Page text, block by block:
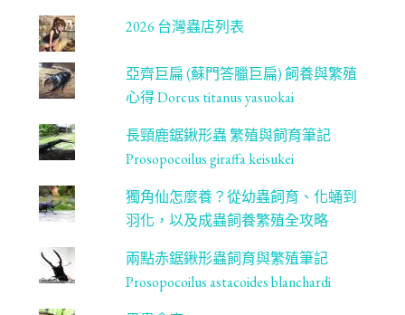
2026 台灣蟲店列表
亞齊巨扁 (蘇門答臘巨扁) 飼養與繁殖
心得 Dorcus titanus yasuokai
長頸鹿鋸鍬形蟲 繁殖與飼育筆記
Prosopocoilus giraffa keisukei
獨角仙怎麼養？從幼蟲飼育、化蛹到
羽化，以及成蟲飼養繁殖全攻略
兩點赤鋸鍬形蟲飼育與繁殖筆記
Prosopocoilus astacoides blanchardi